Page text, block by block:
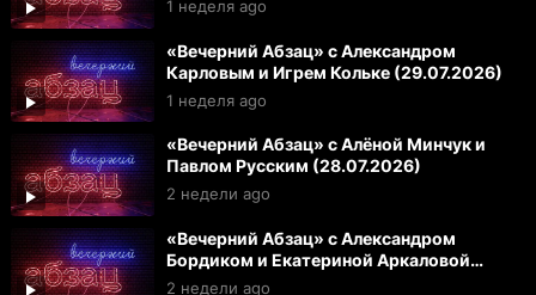
1 неделя ago
«Вечерний Абзац» с Александром
Карловым и Игрем Кольке (29.07.2026)
1 неделя ago
«Вечерний Абзац» с Алёной Минчук и
Павлом Русским (28.07.2026)
2 недели ago
«Вечерний Абзац» с Александром
Бордиком и Екатериной Аркаловой
(27.07.2026)
2 недели ago